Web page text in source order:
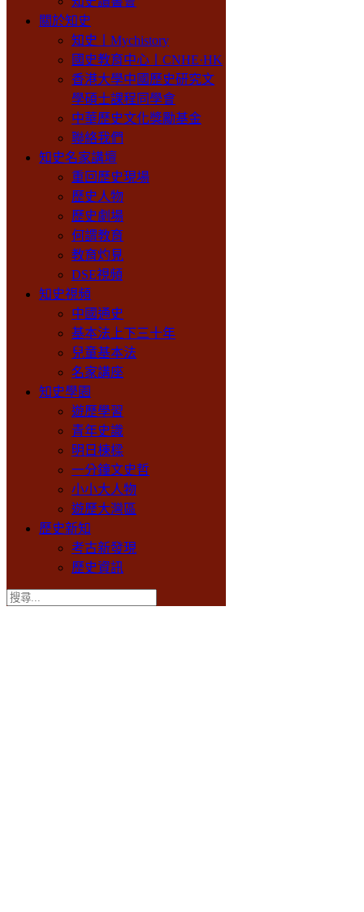
關於知史
知史丨Mychistory
國史教育中心丨CNHE·HK
香港大學中國歷史研究文
學碩士課程同學會
中華歷史文化獎勵基金
聯絡我們
知史名家講壇
重回歷史現場
歷史人物
歷史劇場
何謂教育
教育灼見
DSE視頻
知史視頻
中國通史
基本法上下三十年
兒童基本法
名家講座
知史學園
遊歷學習
青年史識
明日棟樑
一分鐘文史哲
小小大人物
遊歷大灣區
歷史新知
考古新發現
歷史資訊